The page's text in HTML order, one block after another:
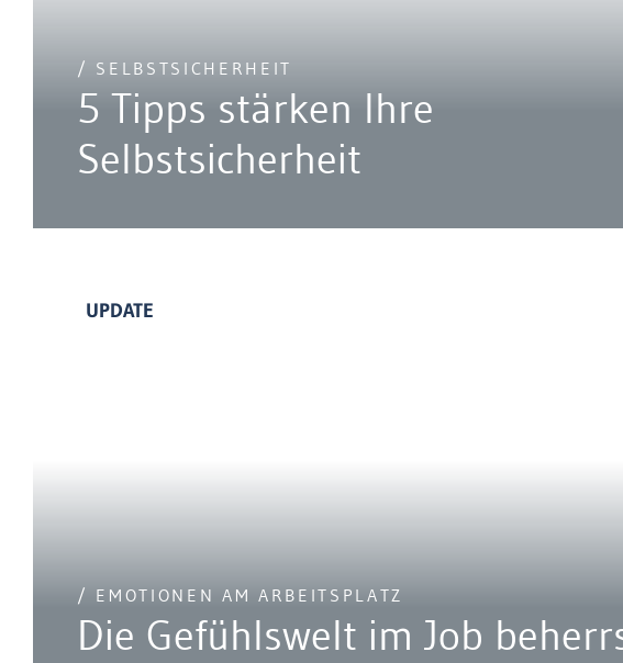
/ SELBSTSICHERHEIT
5 Tipps stärken Ihre
Selbstsicherheit
UPDATE
/ EMOTIONEN AM ARBEITSPLATZ
Die Gefühlswelt im Job